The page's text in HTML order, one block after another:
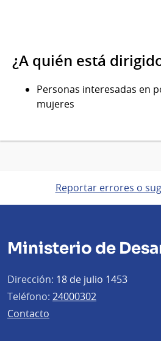
¿A quién está
Personas interesadas en
mujeres
Reportar errores o
Ministerio de
Dirección: 18 de julio 1453
Teléfono: 24000302
Contacto